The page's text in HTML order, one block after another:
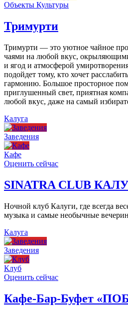
Объекты Культуры
Тримурти
Тримурти — это уютное чайное
чаями на любой вкус,
и ягод и атмосферой
подойдет тому, кто хочет
гармонию. Большое просторное
приглушенный свет, приятная
любой вкус, даже на самый
Калуга
Заведения
Кафе
Оценить сейчас
SINATRA CLUB
Ночной клуб Калуги, где всегда
музыка и самые необычные
Калуга
Заведения
Клуб
Оценить сейчас
Кафе-Бар-Буфет